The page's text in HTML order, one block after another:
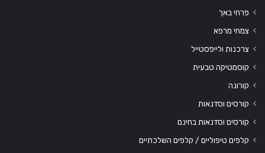
פרחי באך
צמחי מרפא
צרכנות ולייפסטייל
קוסמטיקה טבעית
קורונה
קורסים וסדנאות
קורסים וסדנאות בחינם
קלפים טיפוליים / קלפים השלכתיים